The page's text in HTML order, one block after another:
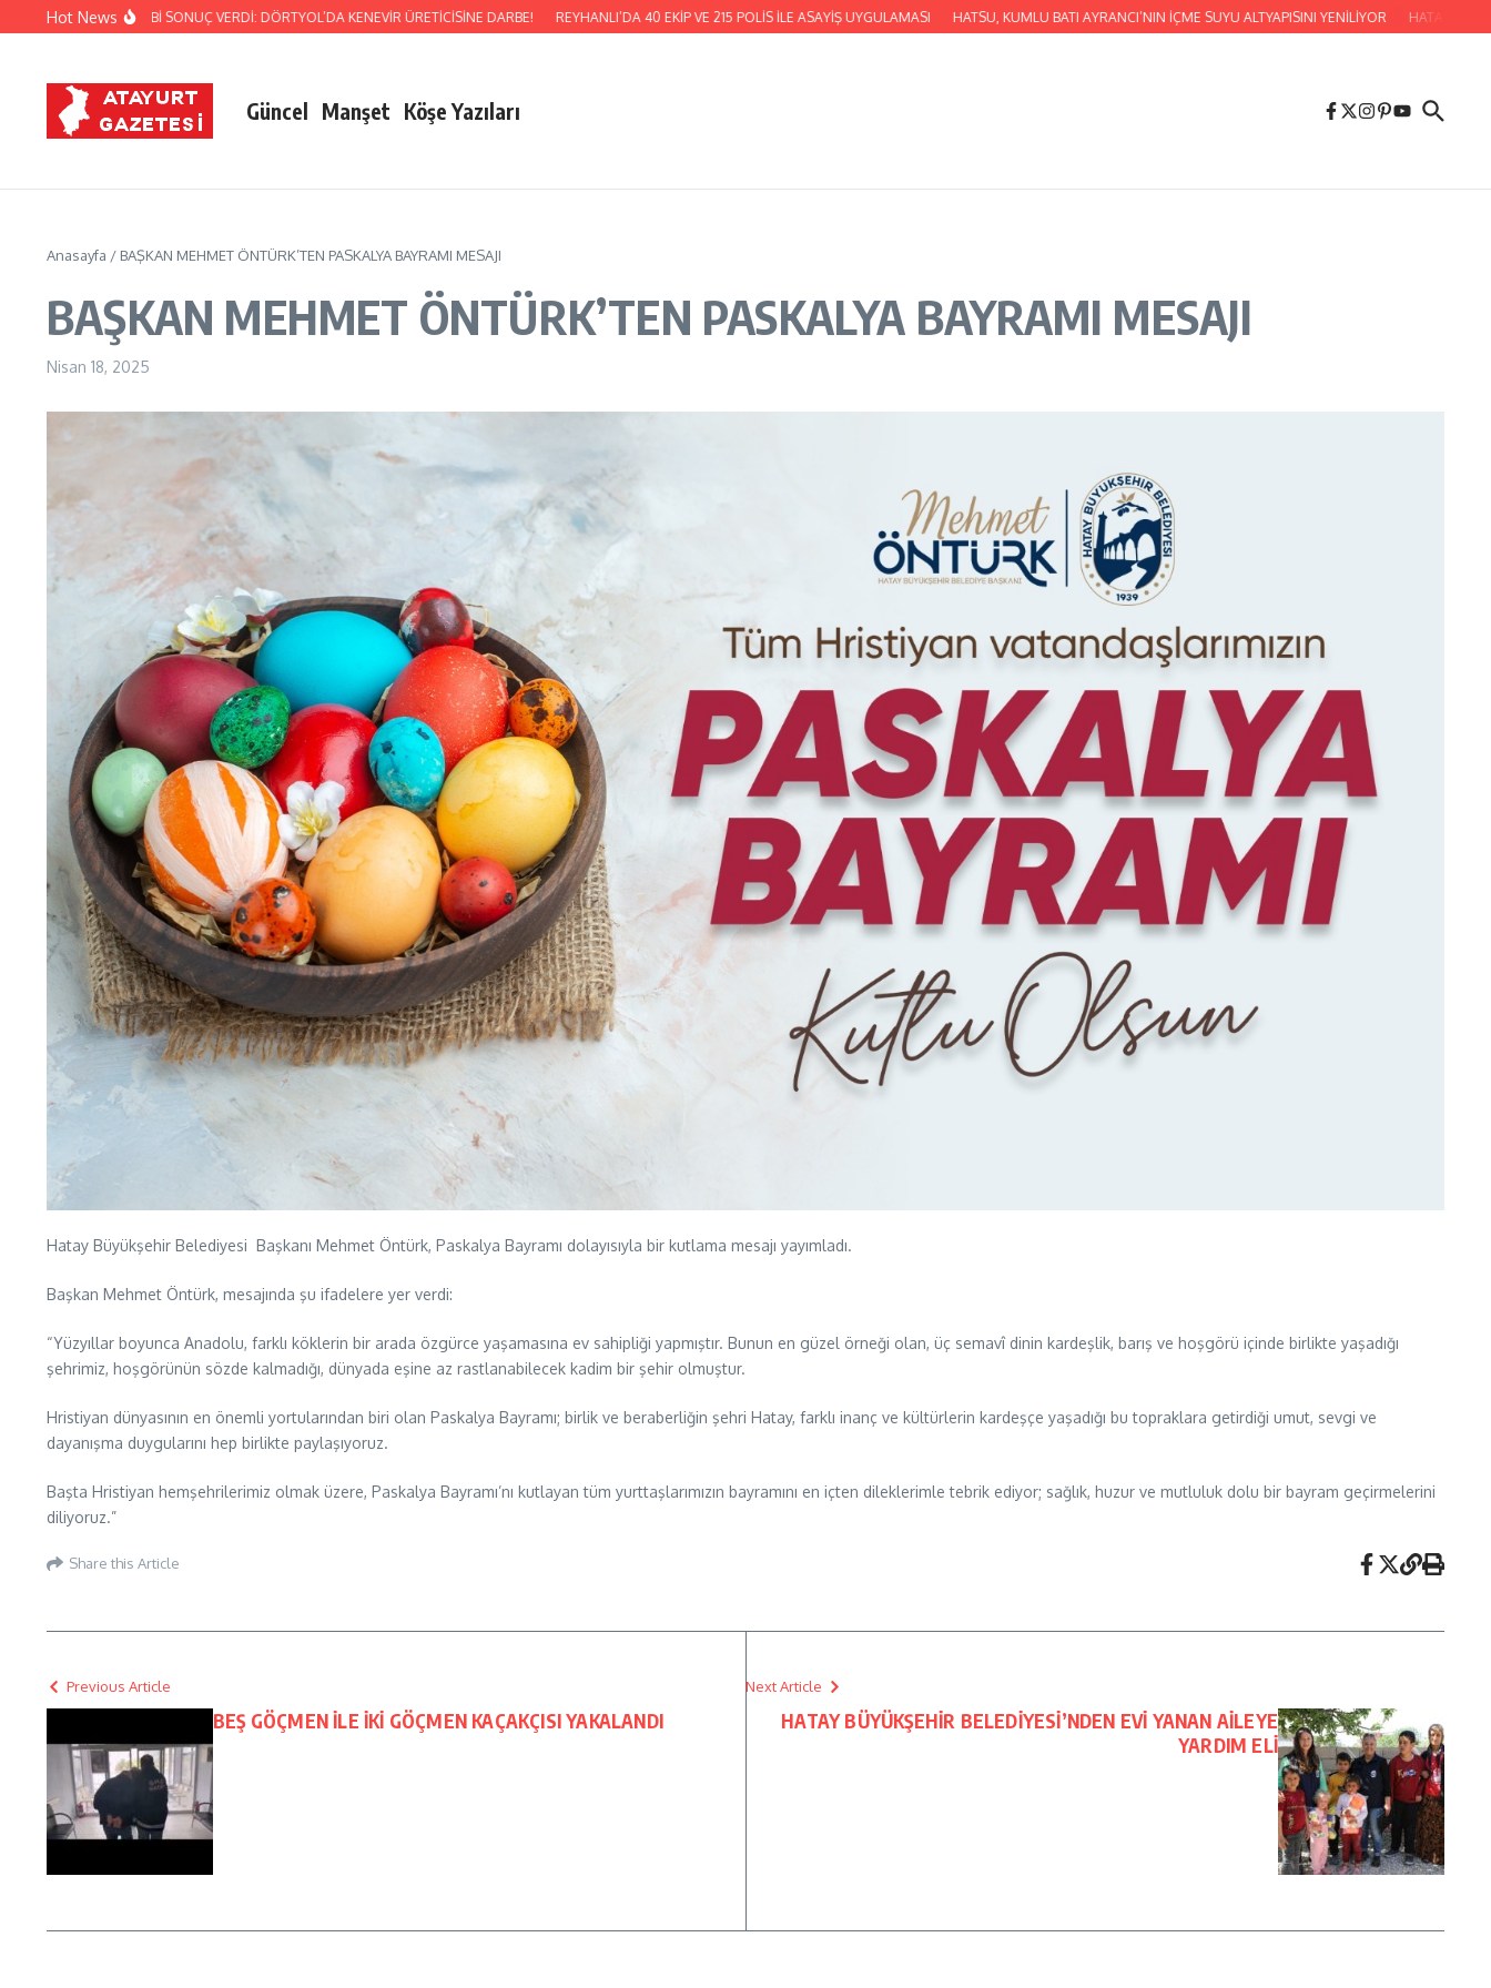
İçeriğe atlaHot News
TİTİZ TAKİBİ SONUÇ VERDİ: DÖRTYOL’DA KENEVİR ÜRETİCİSİNE DARBE! REYHANLI’DA 40 EKİP VE 215 POLİS İLE ASAYİŞ UYGULAMASI HATSU, KUMLU BATI AYRANCI’NIN İÇME SUYU ALTYAPISINI YENİLİYOR HATAY
Güncel Manşet Köşe Yazıları
Anasayfa / BAŞKAN MEHMET ÖNTÜRK’TEN PASKALYA BAYRAMI MESAJI
BAŞKAN MEHMET ÖNTÜRK’TEN PASKALYA BAYRAMI MESAJI
Nisan 18, 2025
Hatay Büyükşehir Belediyesi Başkanı Mehmet Öntürk, Paskalya Bayramı dolayısıyla bir kutlama mesajı yayımladı.
Başkan Mehmet Öntürk, mesajında şu ifadelere yer verdi:
“Yüzyıllar boyunca Anadolu, farklı köklerin bir arada özgürce yaşamasına ev sahipliği yapmıştır. Bunun en güzel örneği olan, üç semavî dinin kardeşlik, barış ve hoşgörü içinde birlikte yaşadığı
şehrimiz, hoşgörünün sözde kalmadığı, dünyada eşine az rastlanabilecek kadim bir şehir olmuştur.
Hristiyan dünyasının en önemli yortularından biri olan Paskalya Bayramı; birlik ve beraberliğin şehri Hatay, farklı inanç ve kültürlerin kardeşçe yaşadığı bu topraklara getirdiği umut, sevgi ve
dayanışma duygularını hep birlikte paylaşıyoruz.
Başta Hristiyan hemşehrilerimiz olmak üzere, Paskalya Bayramı’nı kutlayan tüm yurttaşlarımızın bayramını en içten dileklerimle tebrik ediyor; sağlık, huzur ve mutluluk dolu bir bayram geçirmelerini
diliyoruz.”
Share this Article
Previous Article
BEŞ GÖÇMEN İLE İKİ GÖÇMEN KAÇAKÇISI YAKALANDI
Next Article
HATAY BÜYÜKŞEHİR BELEDİYESİ’NDEN EVİ YANAN AİLEYE
YARDIM ELİ